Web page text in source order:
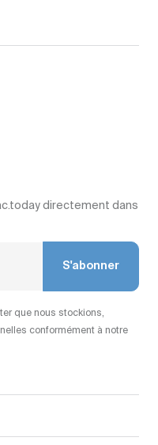
directement dans
S'abonner
que nous stockions,
conformément à notre